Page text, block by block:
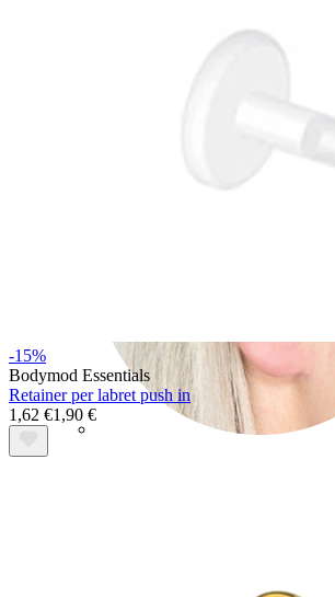
-15%
Bodymod Essentials
Retainer per labret push in
1,62 €1,90 €